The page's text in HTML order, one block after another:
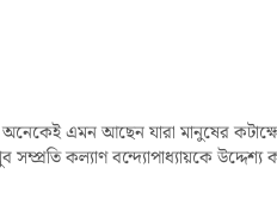
এমন আছেন যারা মানুষের
কল্যাণ বন্দ্যোপাধ্যায়কে উদ্দেশ্য